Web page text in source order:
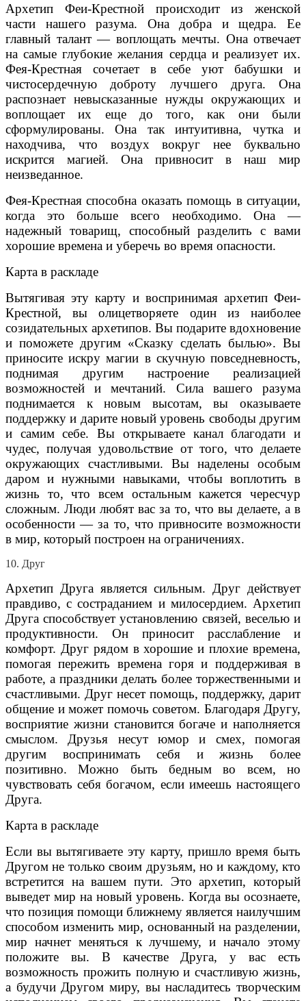
Архетип Феи-Крестной происходит из женской
части нашего разума. Она добра и щедра. Ее
главный талант — воплощать мечты. Она отвечает
на самые глубокие желания сердца и реализует их.
Фея-Крестная сочетает в себе уют бабушки и
чистосердечную доброту лучшего друга. Она
распознает невысказанные нужды окружающих и
воплощает их еще до того, как они были
сформулированы. Она так интуитивна, чутка и
находчива, что воздух вокруг нее буквально
искрится магией. Она привносит в наш мир
неизведанное.
Фея-Крестная способна оказать помощь в ситуации,
когда это больше всего необходимо. Она —
надежный товарищ, способный разделить с вами
хорошие времена и уберечь во время опасности.
Карта в раскладе
Вытягивая эту карту и воспринимая архетип Феи-
Крестной, вы олицетворяете один из наиболее
созидательных архетипов. Вы подарите вдохновение
и поможете другим «Сказку сделать былью». Вы
приносите искру магии в скучную повседневность,
поднимая другим настроение реализацией
возможностей и мечтаний. Сила вашего разума
поднимается к новым высотам, вы оказываете
поддержку и дарите новый уровень свободы другим
и самим себе. Вы открываете канал благодати и
чудес, получая удовольствие от того, что делаете
окружающих счастливыми. Вы наделены особым
даром и нужными навыками, чтобы воплотить в
жизнь то, что всем остальным кажется чересчур
сложным. Люди любят вас за то, что вы делаете, а в
особенности — за то, что привносите возможности
в мир, который построен на ограничениях.
10. Друг
Архетип Друга является сильным. Друг действует
правдиво, с состраданием и милосердием. Архетип
Друга способствует установлению связей, веселью и
продуктивности. Он приносит расслабление и
комфорт. Друг рядом в хорошие и плохие времена,
помогая пережить времена горя и поддерживая в
работе, а праздники делать более торжественными и
счастливыми. Друг несет помощь, поддержку, дарит
общение и может помочь советом. Благодаря Другу,
восприятие жизни становится богаче и наполняется
смыслом. Друзья несут юмор и смех, помогая
другим воспринимать себя и жизнь более
позитивно. Можно быть бедным во всем, но
чувствовать себя богачом, если имеешь настоящего
Друга.
Карта в раскладе
Если вы вытягиваете эту карту, пришло время быть
Другом не только своим друзьям, но и каждому, кто
встретится на вашем пути. Это архетип, который
выведет мир на новый уровень. Когда вы осознаете,
что позиция помощи ближнему является наилучшим
способом изменить мир, основанный на разделении,
мир начнет меняться к лучшему, и начало этому
положите вы. В качестве Друга, у вас есть
возможность прожить полную и счастливую жизнь,
а будучи Другом миру, вы насладитесь творческим